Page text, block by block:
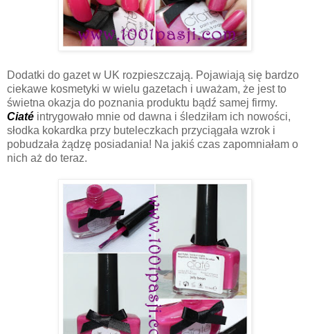
Dodatki do gazet w UK rozpieszczają. Pojawiają się bardzo
ciekawe kosmetyki w wielu gazetach i uważam, że jest to
świetna okazja do poznania produktu bądź samej firmy.
Ciaté intrygowało mnie od dawna i śledziłam ich nowości,
słodka kokardka przy buteleczkach przyciągała wzrok i
pobudzała żądzę posiadania! Na jakiś czas zapomniałam o
nich aż do teraz.